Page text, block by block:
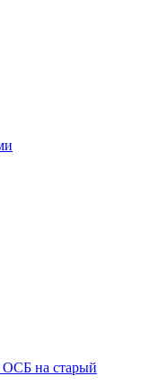
ОСБ на старый